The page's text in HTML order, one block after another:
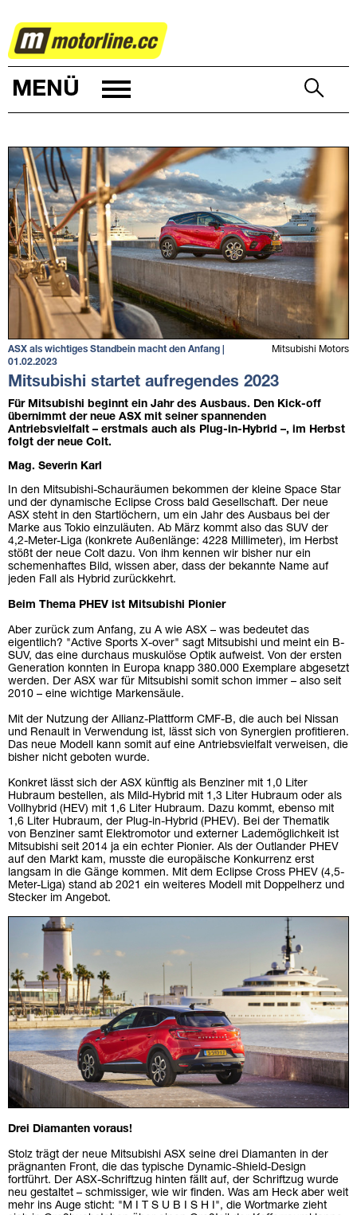
AUTOWELT
MENÜ
Mitsubishi Motors
ASX als wichtiges Standbein macht den Anfang |
01.02.2023
Mitsubishi startet aufregendes 2023
Für Mitsubishi beginnt ein Jahr des Ausbaus. Den Kick-off
übernimmt der neue ASX mit seiner spannenden
Antriebsvielfalt – erstmals auch als Plug-in-Hybrid –, im Herbst
folgt der neue Colt.
Mag. Severin Karl
In den Mitsubishi-Schauräumen bekommen der kleine Space Star
und der dynamische Eclipse Cross bald Gesellschaft. Der neue
ASX steht in den Startlöchern, um ein Jahr des Ausbaus bei der
Marke aus Tokio einzuläuten. Ab März kommt also das SUV der
4,2-Meter-Liga (konkrete Außenlänge: 4228 Millimeter), im Herbst
stößt der neue Colt dazu. Von ihm kennen wir bisher nur ein
schemenhaftes Bild, wissen aber, dass der bekannte Name auf
jeden Fall als Hybrid zurückkehrt.
Beim Thema PHEV ist Mitsubishi Pionier
Aber zurück zum Anfang, zu A wie ASX – was bedeutet das
eigentlich? "Active Sports X-over" sagt Mitsubishi und meint ein B-
SUV, das eine durchaus muskulöse Optik aufweist. Von der ersten
Generation konnten in Europa knapp 380.000 Exemplare abgesetzt
werden. Der ASX war für Mitsubishi somit schon immer – also seit
2010 – eine wichtige Markensäule.
Mit der Nutzung der Allianz-Plattform CMF-B, die auch bei Nissan
und Renault in Verwendung ist, lässt sich von Synergien profitieren.
Das neue Modell kann somit auf eine Antriebsvielfalt verweisen, die
bisher nicht geboten wurde.
Konkret lässt sich der ASX künftig als Benziner mit 1,0 Liter
Hubraum bestellen, als Mild-Hybrid mit 1,3 Liter Hubraum oder als
Vollhybrid (HEV) mit 1,6 Liter Hubraum. Dazu kommt, ebenso mit
1,6 Liter Hubraum, der Plug-in-Hybrid (PHEV). Bei der Thematik
von Benziner samt Elektromotor und externer Lademöglichkeit ist
Mitsubishi seit 2014 ja ein echter Pionier. Als der Outlander PHEV
auf den Markt kam, musste die europäische Konkurrenz erst
langsam in die Gänge kommen. Mit dem Eclipse Cross PHEV (4,5-
Meter-Liga) stand ab 2021 ein weiteres Modell mit Doppelherz und
Stecker im Angebot.
Drei Diamanten voraus!
Stolz trägt der neue Mitsubishi ASX seine drei Diamanten in der
prägnanten Front, die das typische Dynamic-Shield-Design
fortführt. Der ASX-Schriftzug hinten fällt auf, der Schriftzug wurde
neu gestaltet – schmissiger, wie wir finden. Was am Heck aber weit
mehr ins Auge sticht: "M I T S U B I S H I", die Wortmarke zieht